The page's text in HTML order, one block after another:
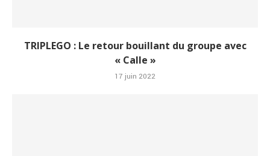
TRIPLEGO : Le retour bouillant du groupe avec
« Calle »
17 juin 2022